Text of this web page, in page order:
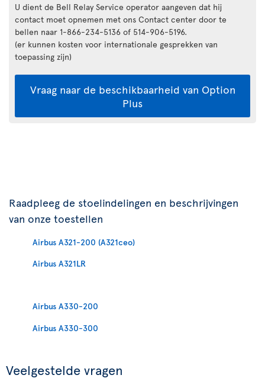
U dient de Bell Relay Service operator aangeven dat hij
contact moet opnemen met ons Contact center door te
bellen naar 1-866-234-5136 of 514-906-5196.
(er kunnen kosten voor internationale gesprekken van
toepassing zijn)
Vraag naar de beschikbaarheid van Option
Plus
Raadpleeg de stoelindelingen en beschrijvingen
van onze toestellen
Airbus A321-200 (A321ceo)
Airbus A321LR
Airbus A330-200
Airbus A330-300
Veelgestelde vragen